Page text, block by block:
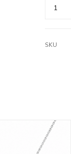
SKU